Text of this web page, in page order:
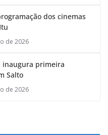
dos cinemas
de 2026
inaugura primeira
Salto
de 2026